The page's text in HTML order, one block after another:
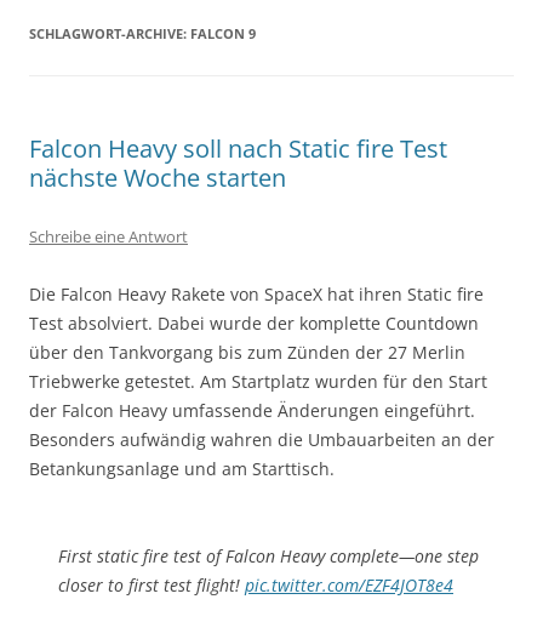
SCHLAGWORT-ARCHIVE: FALCON 9
Falcon Heavy soll nach Static fire Test
nächste Woche starten
Schreibe eine Antwort
Die Falcon Heavy Rakete von SpaceX hat ihren Static fire
Test absolviert. Dabei wurde der komplette Countdown
über den Tankvorgang bis zum Zünden der 27 Merlin
Triebwerke getestet. Am Startplatz wurden für den Start
der Falcon Heavy umfassende Änderungen eingeführt.
Besonders aufwändig wahren die Umbauarbeiten an der
Betankungsanlage und am Starttisch.
First static fire test of Falcon Heavy complete—one step
closer to first test flight! pic.twitter.com/EZF4JOT8e4